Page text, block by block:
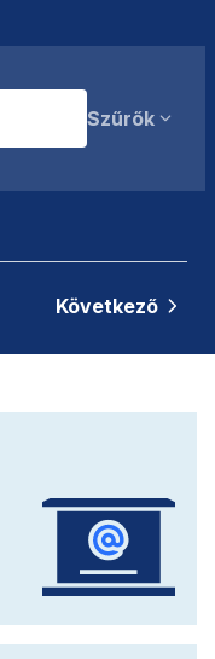
Szűrők
Következő